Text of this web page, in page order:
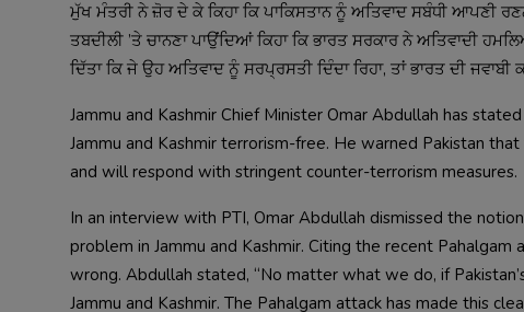
ਮੁੱਖ ਮੰਤਰੀ ਨੇ ਜ਼ੋਰ ਦੇ ਕੇ ਕਿਹਾ ਕਿ ਪਾਕਿਸਤਾਨ ਨੂੰ ਅਤਿਵਾਦ ਸਬੰਧੀ ਆਪਣੀ
ਤਬਦੀਲੀ ’ਤੇ ਚਾਨਣਾ ਪਾਉਂਦਿਆਂ ਕਿਹਾ ਕਿ ਭਾਰਤ ਸਰਕਾਰ ਨੇ ਅਤਿਵਾਦੀ
ਦਿੱਤਾ ਕਿ ਜੇ ਉਹ ਅਤਿਵਾਦ ਨੂੰ ਸਰਪ੍ਰਸਤੀ ਦਿੰਦਾ ਰਿਹਾ, ਤਾਂ ਭਾਰਤ ਦੀ
Jammu and Kashmir Chief Minister Omar Abdullah has
Jammu and Kashmir terrorism-free. He warned Pakistan
and will respond with stringent counter-terrorism measures.
In an interview with PTI, Omar Abdullah dismissed the
problem in Jammu and Kashmir. Citing the recent Pahalgam
wrong. Abdullah stated, “No matter what we do, if
Jammu and Kashmir. The Pahalgam attack has made this